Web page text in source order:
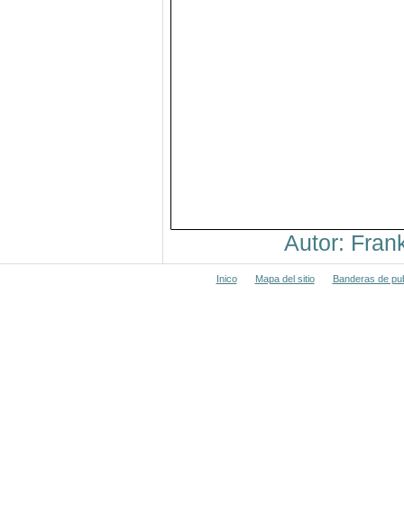
Autor:
Inico Mapa del sitio Banderas de